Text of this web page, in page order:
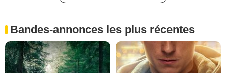
Bandes-annonces les plus récentes